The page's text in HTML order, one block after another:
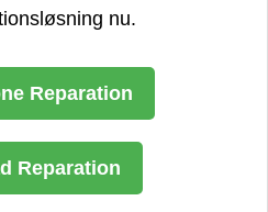
nu.
Reparation
Reparation